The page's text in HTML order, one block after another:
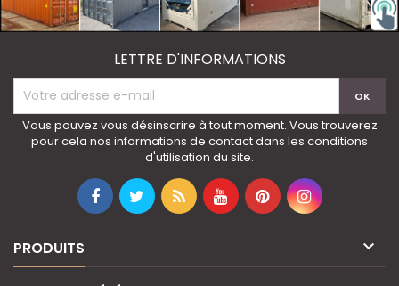
LETTRE D'INFORMATIONS
Vous pouvez vous désinscrire à tout moment. Vous trouverez
pour cela nos informations de contact dans les conditions
d'utilisation du site.
PRODUITS 